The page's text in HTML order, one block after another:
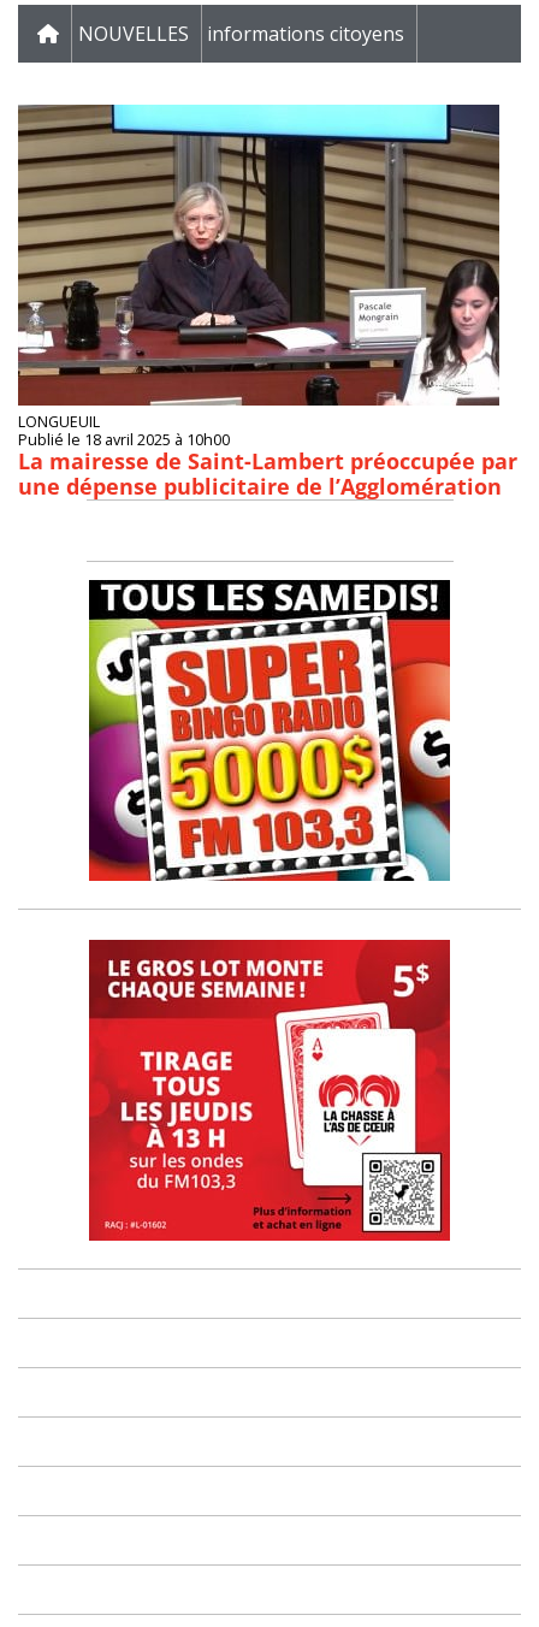
NOUVELLES informations citoyens
LONGUEUIL
Publié le 18 avril 2025 à 10h00
La mairesse de Saint-Lambert préoccupée par
une dépense publicitaire de l’Agglomération